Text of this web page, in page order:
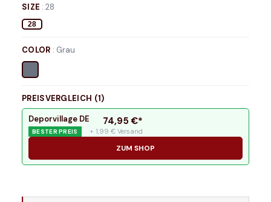
SIZE :28
28
COLOR : Grau
PREISVERGLEICH (1)
Deporvillage DE
BESTER PREIS
74,95 €*
+ 1,99 € Versand
ZUM SHOP